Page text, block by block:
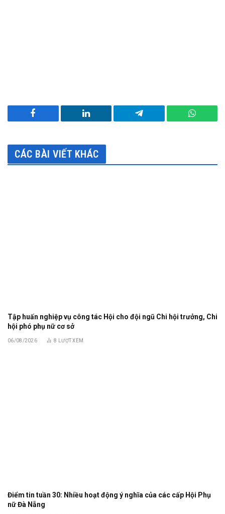
Facebook LinkedIn Telegram
CÁC BÀI VIẾT KHÁC
Tập huấn nghiệp vụ công tác Hội cho đội ngũ Chi hội trưởng, Chi
hội phó phụ nữ cơ sở
06/08/2026 8 LƯỢT XEM
Điểm tin tuần 30: Nhiều hoạt động ý nghĩa của các cấp Hội Phụ
nữ Đà Nẵng